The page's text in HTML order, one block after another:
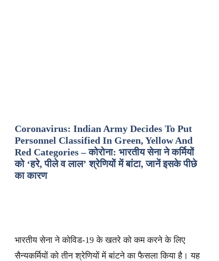
Coronavirus: Indian Army Decides To Put
Personnel Classified In Green, Yellow And
Red Categories – कोरोना: भारतीय सेना ने कर्मियों
को ‘हरे, पीले व लाल’ श्रेणियों में बांटा, जानें इसके पीछे
का कारण
भारतीय सेना ने कोविड-19 के खतरे को कम करने के लिए
सैन्यकर्मियों को तीन श्रेणियों में बांटने का फैसला किया है। यह